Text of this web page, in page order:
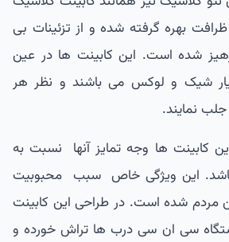
بهره گرفته شده و از تزئینات بی
شده است. این کابینت ها در عین
شیک و لوکس می باشند و نظر هر
جلب نمایند.
کابینت ها وجه تمایز آنها نسبت به
این ویژگی خاص سبب محبوبیت
مردم شده است. در طراحی این کابینت
سی ان سی درب ها تراش خورده و